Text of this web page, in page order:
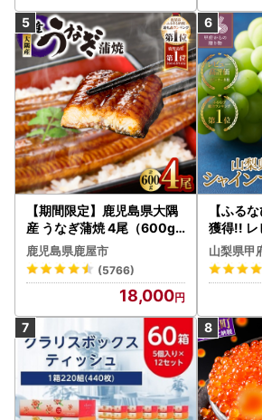
【期間限定】鹿児島県大隅
産 うなぎ蒲焼 4尾（600g
） KN007-004-04-cp18
うなぎ 鰻 魚 惣菜 総菜
鹿児島県鹿屋市
(5766)
18,000
【ふる
獲得!!
〈2026
県産 シ
～3房（
ン フル
P
山梨県甲